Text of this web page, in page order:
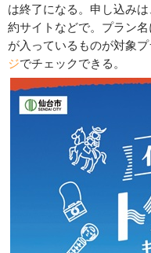
は終了になる。申し込み
約サイトなどで。プラン
が入っているものが対象
ジでチェックできる。